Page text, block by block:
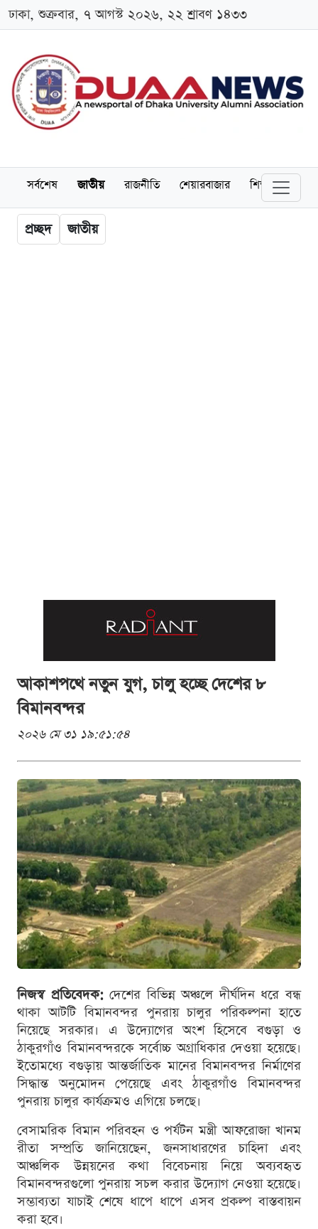
ঢাকা, শুক্রবার, ৭ আগস্ট ২০২৬, ২২ শ্রাবণ ১৪৩৩
সর্বশেষ জাতীয় রাজনীতি শেয়ারবাজার শিক্ষা
প্রচ্ছদ জাতীয়
আকাশপথে নতুন যুগ, চালু হচ্ছে দেশের ৮
বিমানবন্দর
২০২৬ মে ৩১ ১৯:৫১:৫৪
নিজস্ব প্রতিবেদক:দেশের বিভিন্ন অঞ্চলে দীর্ঘদিন ধরে বন্ধ
থাকা আটটি বিমানবন্দর পুনরায় চালুর পরিকল্পনা হাতে
নিয়েছে সরকার। এ উদ্যোগের অংশ হিসেবে বগুড়া ও
ঠাকুরগাঁও বিমানবন্দরকে সর্বোচ্চ অগ্রাধিকার দেওয়া হয়েছে।
ইতোমধ্যে বগুড়ায় আন্তর্জাতিক মানের বিমানবন্দর নির্মাণের
সিদ্ধান্ত অনুমোদন পেয়েছে এবং ঠাকুরগাঁও বিমানবন্দর
পুনরায় চালুর কার্যক্রমও এগিয়ে চলছে।
বেসামরিক বিমান পরিবহন ও পর্যটন মন্ত্রী আফরোজা খানম
রীতা সম্প্রতি জানিয়েছেন, জনসাধারণের চাহিদা এবং
আঞ্চলিক উন্নয়নের কথা বিবেচনায় নিয়ে অব্যবহৃত
বিমানবন্দরগুলো পুনরায় সচল করার উদ্যোগ নেওয়া হয়েছে।
সম্ভাব্যতা যাচাই শেষে ধাপে ধাপে এসব প্রকল্প বাস্তবায়ন
করা হবে।